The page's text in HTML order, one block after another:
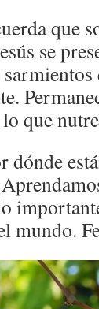
que
se
que
mundo.